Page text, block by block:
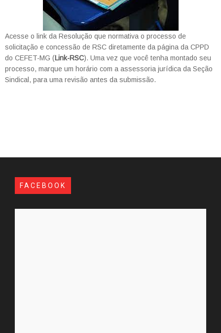
Acesse o link da Resolução que normativa o processo de
solicitação e concessão de RSC diretamente da página da CPPD
do CEFET-MG (Link-RSC). Uma vez que você tenha montado seu
processo, marque um horário com a assessoria jurídica da Seção
Sindical, para uma revisão antes da submissão.
FACEBOOK